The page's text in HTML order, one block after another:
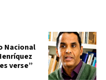
Nacional
verse”